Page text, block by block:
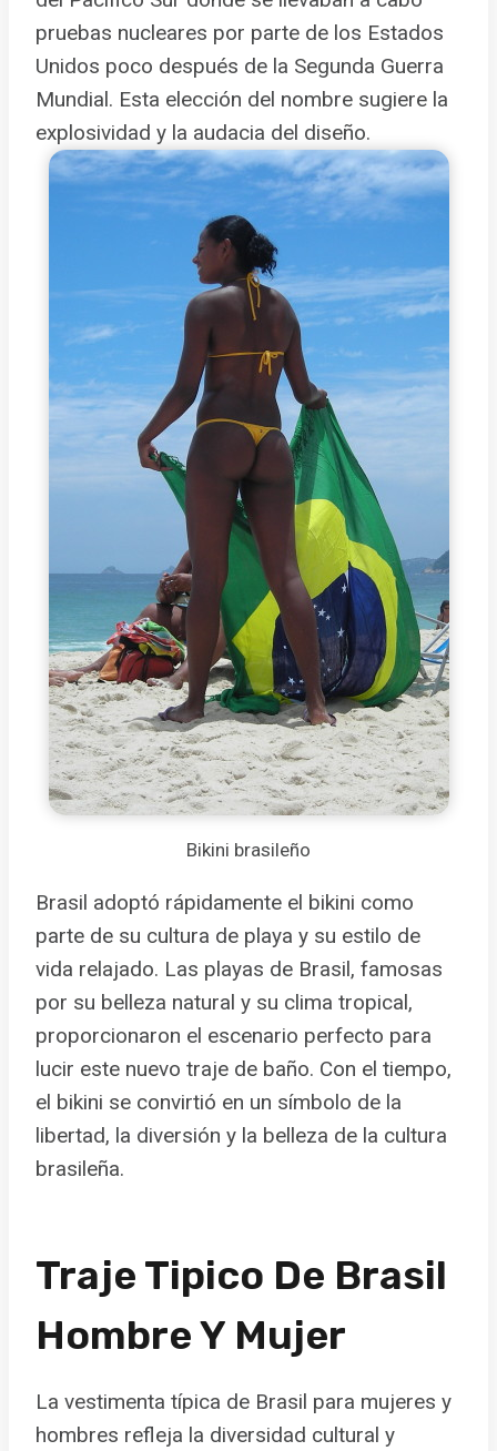
pruebas nucleares por parte de los Estados
Unidos poco después de la Segunda Guerra
Mundial. Esta elección del nombre sugiere la
explosividad y la audacia del diseño.
Bikini brasileño
Brasil adoptó rápidamente el bikini como
parte de su cultura de playa y su estilo de
vida relajado. Las playas de Brasil, famosas
por su belleza natural y su clima tropical,
proporcionaron el escenario perfecto para
lucir este nuevo traje de baño. Con el tiempo,
el bikini se convirtió en un símbolo de la
libertad, la diversión y la belleza de la cultura
brasileña.
Traje Tipico De Brasil
Hombre Y Mujer
La vestimenta típica de Brasil para mujeres y
hombres refleja la diversidad cultural y